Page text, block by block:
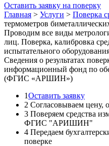
Оставить заявку на поверку
Главная > Услуги > Поверка
термометров
Проводим все виды
лиц. Поверка, калибровка
испытательного
Сведения о результатах
информационный фонд по
(ФГИС «АРШИН»)
1Оставить заявку
2 Согласовываем цену,
3 Поверяем средства
ФГИС "АРИШИН"
4 Передаем
поверке